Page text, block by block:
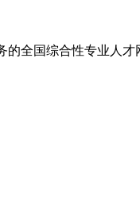
的全国综合性专业人才